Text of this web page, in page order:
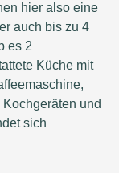
hier also eine
auch bis zu 4
es 2
Küche mit
und
sich